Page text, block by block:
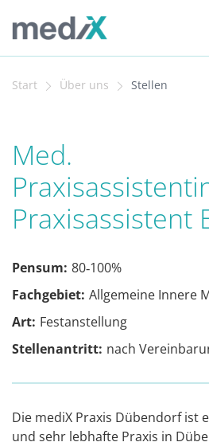
Start Über uns Stellen
Med.
Praxisassistent
Pensum: 80‐100%
Fachgebiet: Allgemeine Innere
Art: Festanstellung
Stellenantritt: nach
Die mediX Praxis Dübendorf ist
und sehr lebhafte Praxis in